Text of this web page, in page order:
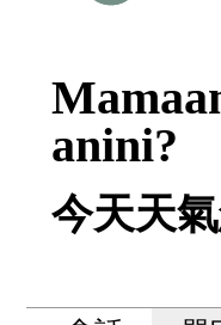
anini?
今天天